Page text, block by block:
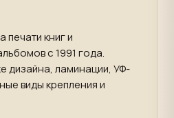
печати книг и
с 1991 года.
дизайна, ламинации, УФ-
виды крепления и